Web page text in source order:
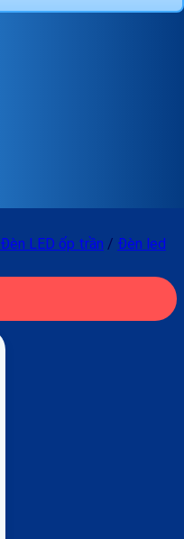
Đèn LED ốp trần / Đèn led